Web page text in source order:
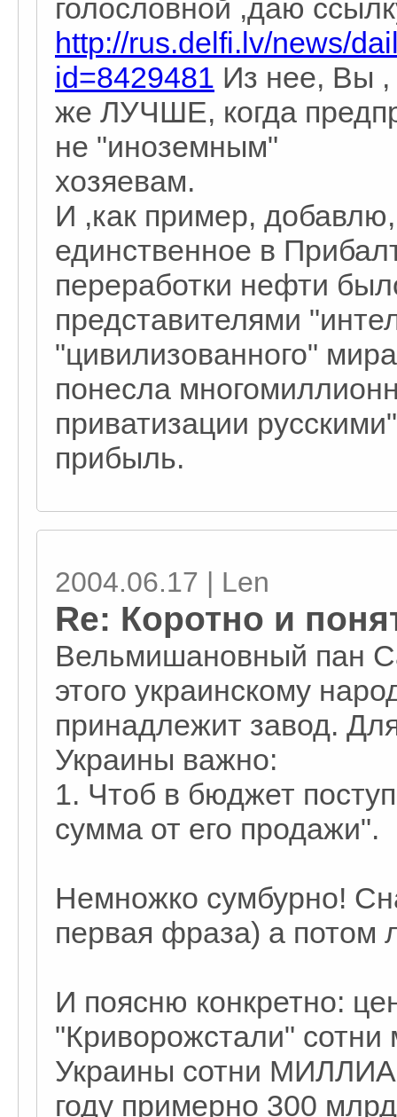
голословной ,даю
http://rus.delfi.lv/news/
id=8429481 Из нее, Вы ,
же ЛУЧШЕ, когда
не "иноземным"
хозяевам.
И ,как пример,
единственное в
переработки нефти
представителями
"цивилизованного"
понесла
приватизации
прибыль.
2004.06.17 | Len
Re: Коротно и
Вельмишановный пан
этого украинскому
принадлежит завод.
Украины важно:
1. Чтоб в бюджет
сумма от его продажи".
Немножко сумбурно!
первая фраза) а потом
И поясню конкретно:
"Криворожстали"
Украины сотни
году примерно 300